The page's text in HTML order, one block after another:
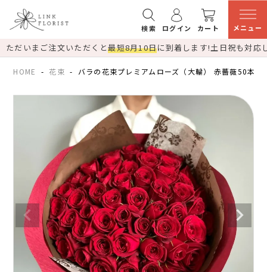
検索 ログイン カート メニュー
ただいまご注文いただくと最短8月10日に到着します!土日祝も対応
HOME 花束 バラの花束プレミアムローズ（大輪） 赤薔薇50本